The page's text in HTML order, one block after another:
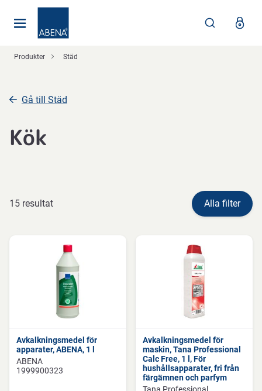
Produkter Städ
Gå till Städ
Kök
15 resultat Alla filter
Avkalkningsmedel för
apparater, ABENA, 1 l
ABENA
1999900323
Avkalkningsmedel för
maskin, Tana Professional
Calc Free, 1 l, För
hushållsapparater, fri från
färgämnen och parfym